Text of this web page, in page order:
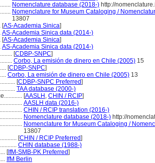
Nomenclature database (2018-) http://
Nomenclature for Museum Cataloging /
13807
[AS-Academia Sinica]
AS-Academia Sinica data (2014-)
[AS-Academia Sinica]
AS-Academia Sinica data (2014-)
[CDBP-SNPC]
Corbo, La emisión de dinero en Chile (2005) 15
[CDBP-SNPC]
Corbo, La emisión de dinero en Chile (2005) 13
[CDBP-SNPC Preferred]
TAA database (2000-)
[AASLH , CHIN / RCIP]
AASLH data (2016-)
CHIN / RCIP translation (2016-)
Nomenclature database (2018-) http://
Nomenclature for Museum Cataloging /
13807
[CHIN / RCIP Preferred]
CHIN database (1988-)
[IfM-SMB-PK Preferred]
IfM Berlin